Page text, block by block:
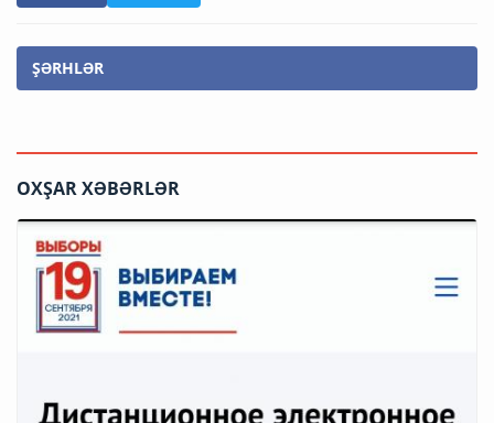
ŞƏRHLƏR
OXŞAR XƏBƏRLƏR